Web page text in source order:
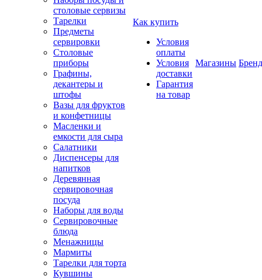
столовые сервизы
Тарелки
Предметы
сервировки
Столовые
приборы
Графины,
декантеры и
штофы
Вазы для фруктов
и конфетницы
Масленки и
емкости для сыра
Салатники
Диспенсеры для
напитков
Деревянная
сервировочная
посуда
Наборы для воды
Сервировочные
блюда
Менажницы
Мармиты
Тарелки для торта
Кувшины
Как купить
Условия
оплаты
Условия
доставки
Гарантия
на товар
Магазины